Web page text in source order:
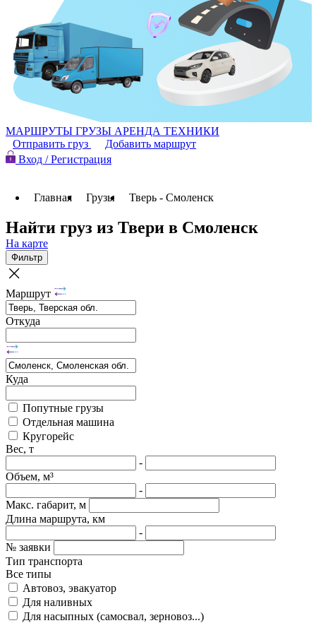
МАРШРУТЫ ГРУЗЫ АРЕНДА ТЕХНИКИ
Отправить груз
Добавить маршрут
Вход / Регистрация
Главная Грузы Тверь - Смоленск
Найти груз из Твери в Смоленск
На карте
Фильтр
Маршрут
Откуда
Куда
Попутные грузы
Отдельная машина
Кругорейс
Вес, т
-
Объем, м³
-
Макс. габарит, м
Длина маршрута, км
-
№ заявки
Тип транспорта
Все типы
Автовоз, эвакуатор
Для наливных
Для насыпных (самосвал, зерновоз...)